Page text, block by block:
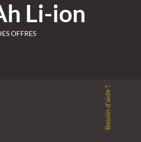
Li-ion
OFFRES
Besoin d'aide ?